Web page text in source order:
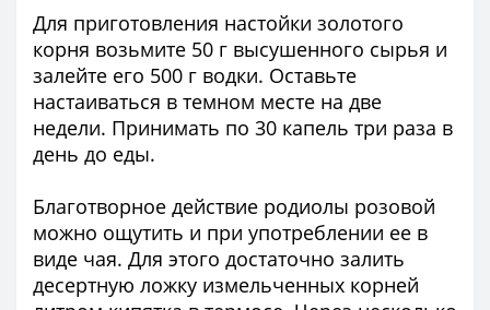
Для приготовления настойки золотого
корня возьмите 50 г высушенного сырья и
залейте его 500 г водки. Оставьте
настаиваться в темном месте на две
недели. Принимать по 30 капель три раза в
день до еды.
Благотворное действие родиолы розовой
можно ощутить и при употреблении ее в
виде чая. Для этого достаточно залить
десертную ложку измельченных корней